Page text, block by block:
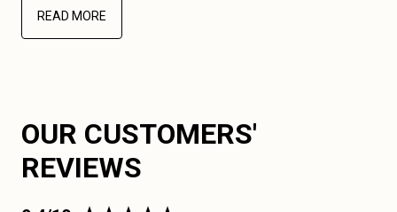
READ MORE
OUR CUSTOMERS'
REVIEWS